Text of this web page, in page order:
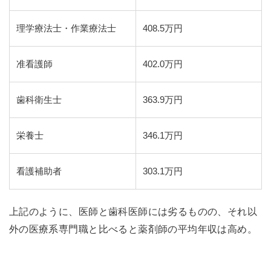
理学療法士・作業療法士 408.5万円
准看護師 402.0万円
歯科衛生士 363.9万円
栄養士 346.1万円
看護補助者 303.1万円
上記のように、医師と歯科医師には劣るものの、それ以
外の医療系専門職と比べると薬剤師の平均年収は高め。